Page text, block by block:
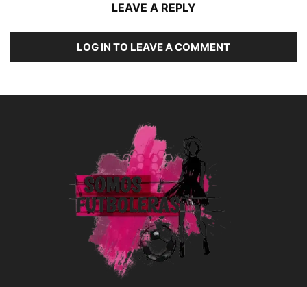
LEAVE A REPLY
LOG IN TO LEAVE A COMMENT